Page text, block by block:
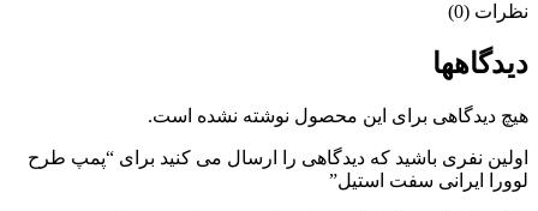
نظرات (0)
دیدگاهها
هیچ دیدگاهی برای این محصول نوشته نشده است.
اولین نفری باشید که دیدگاهی را ارسال می کنید برای “پمپ طرح
لوورا ایرانی سفت استیل”